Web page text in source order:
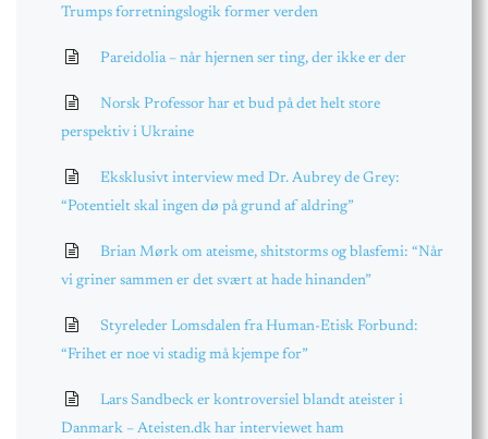
Trumps forretningslogik former verden
Pareidolia – når hjernen ser ting, der ikke er der
Norsk Professor har et bud på det helt store
perspektiv i Ukraine
Eksklusivt interview med Dr. Aubrey de Grey:
“Potentielt skal ingen dø på grund af aldring”
Brian Mørk om ateisme, shitstorms og blasfemi: “Når
vi griner sammen er det svært at hade hinanden”
Styreleder Lomsdalen fra Human-Etisk Forbund:
“Frihet er noe vi stadig må kjempe for”
Lars Sandbeck er kontroversiel blandt ateister i
Danmark – Ateisten.dk har interviewet ham